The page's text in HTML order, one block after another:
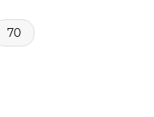
70